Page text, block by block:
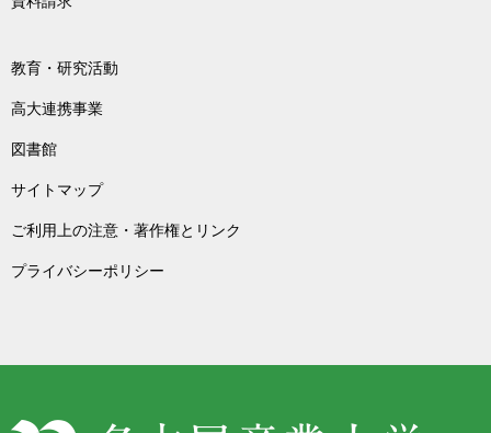
教育・研究活動
高大連携事業
図書館
サイトマップ
ご利用上の注意・著作権とリンク
プライバシーポリシー